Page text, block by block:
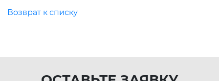
Возврат к списку